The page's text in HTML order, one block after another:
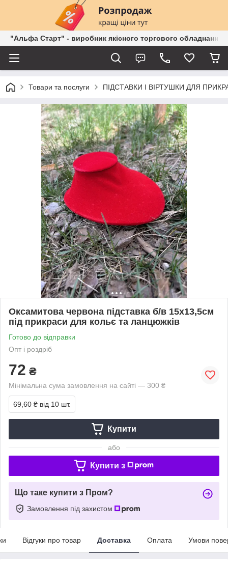
"Альфа Старт" - виробник якісного торгового обладнання
Товари та послуги ПІДСТАВКИ І ВІРТУШКИ ДЛЯ
Оксамитова червона підставка б/в 15х13,5см
під прикраси для кольє та ланцюжків
Готово до відправки
Опт і роздріб
72 ₴
Мінімальна сума замовлення на сайті — 300 ₴
69,60 ₴ від 10 шт.
Купити
або
Купити з
Що таке купити з Пром?
Замовлення під захистом
Відгуки про товар Доставка Оплата Умови